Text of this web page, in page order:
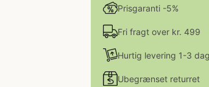
Prisgaranti -5%
Fri fragt over kr. 499
Hurtig levering 1-3
Ubegrænset returret